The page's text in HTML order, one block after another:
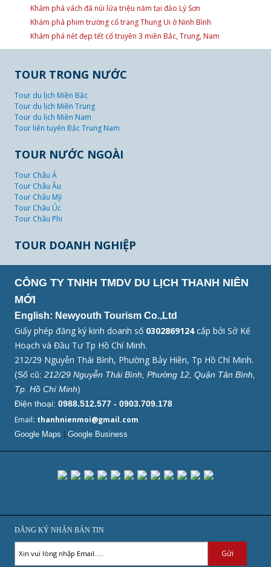
Khám phá vách đá núi lửa triệu năm tại đảo Lý Sơn
Khám phá phim trường cổ trang Thung Ui ở Ninh Bình
Khám phá nét đẹp tết cổ truyền 3 miền Bắc, Trung, Nam
TOUR TRONG NƯỚC
Tour du lịch Miền Bắc
Tour du lịch Miền Trung
Tour du lịch Miền Nam
Tour liên tuyến Bắc Trung Nam
TOUR NƯỚC NGOÀI
Tour Châu Á
Tour Châu Âu
Tour Châu Mỹ
Tour Châu Úc
Tour Châu Phi
TOUR DOANH NGHIỆP
CÔNG TY TNHH TMDV DU LỊCH THANH NIÊN
MỚI
English: Newyouth Tourism Co.,Ltd
Giấy phép đăng ký kinh doanh số 0302869124cấp bởi Sở Kế
Hoạch và Đầu Tư Tp Hồ Chí Minh.
212/29 Nguyễn Thái Bình, Phường Bảy Hiền, Tp Hồ Chí Minh.
(Số cũ: 212/29 Nguyễn Thái Bình, Phường 12, Quận Tân Bình,
Tp. Hồ Chí Minh)
Điện thoại: 0988.512.577 - 0903.709.178
Email: thanhnienmoi@gmail.com
Google Maps | Google Business
ĐĂNG KÝ NHẬN BẢN TIN